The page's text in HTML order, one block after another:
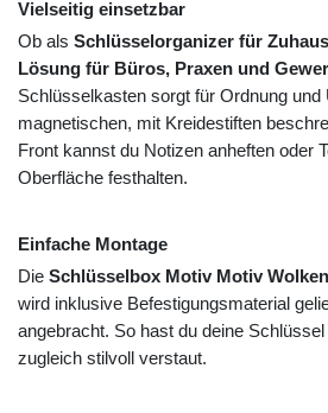
Vielseitig einsetzbar
Ob als Schlüsselorganizer für
Lösung für Büros, Praxen und
Schlüsselkasten sorgt für Ordnung
magnetischen, mit Kreidestiften
Front kannst du Notizen anheften oder
Oberfläche festhalten.
Einfache Montage
Die Schlüsselbox Motiv Motiv
wird inklusive Befestigungsmaterial
angebracht. So hast du deine
zugleich stilvoll verstaut.